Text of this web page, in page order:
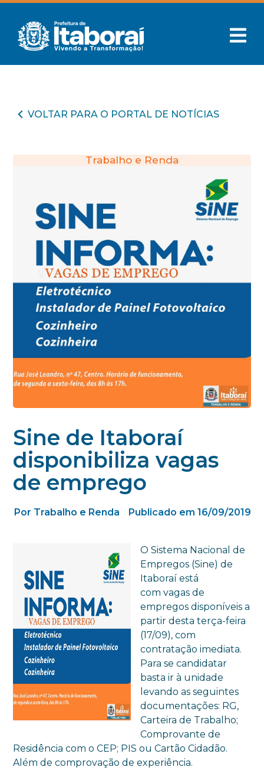
VOLTAR PARA O PORTAL DE NOTÍCIAS
Trabalho e Renda
Sine de Itaboraí
disponibiliza vagas
de emprego
Por Trabalho e Renda Publicado em 16/09/2019
O Sistema Nacional de
Empregos (Sine) de
Itaboraí está
com vagas de
empregos disponíveis a
partir desta terça-feira
(17/09), com
contratação imediata.
Para se candidatar
basta ir à unidade
levando as seguintes
documentações: RG,
Carteira de Trabalho;
Comprovante de
Residência com o CEP; PIS ou Cartão Cidadão.
Além de comprovação de experiência.